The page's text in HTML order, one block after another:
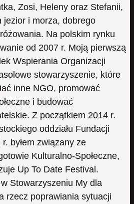
Zosi, Heleny oraz Stefanii,
jezior i morza, dobrego
Na polskim rynku
od 2007 r. Moją pierwszą
Wspierania Organizacji
stowarzyszenie, które
inne NGO, promować
i budować
Z początkiem 2014 r.
oddziału Fundacji
byłem związany ze
Kulturalno-Społeczne,
Up To Date Festival.
Stowarzyszeniu My dla
rzecz poprawiania sytuacji